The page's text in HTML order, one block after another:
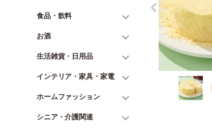
食品・飲料
お酒
生活雑貨・日用品
インテリア・家具・家電
ホームファッション
シニア・介護関連